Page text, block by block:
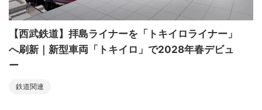
【西武鉄道】拝島ライナーを「トキイロライナー」
へ刷新｜新型車両「トキイロ」で2028年春デビュ
ー
鉄道関連